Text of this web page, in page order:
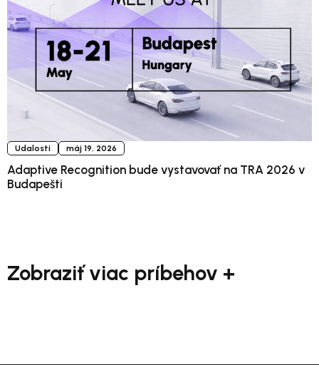
Udalosti máj 19, 2026
Adaptive Recognition bude vystavovať na TRA 2026 v
Budapešti
Zobraziť viac príbehov +